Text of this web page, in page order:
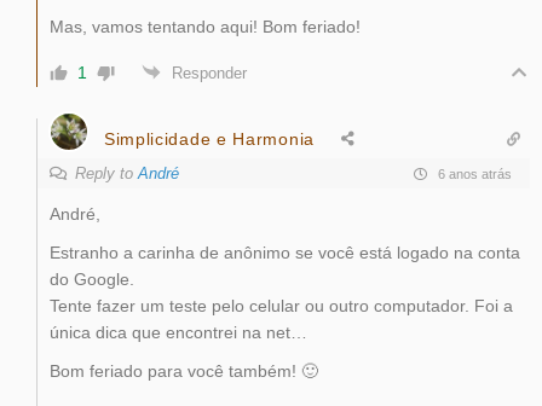
Mas, vamos tentando aqui! Bom feriado!
1 Responder
Simplicidade e Harmonia
Reply toAndré 6 anos atrás
André,
Estranho a carinha de anônimo se você está logado na conta
do Google.
Tente fazer um teste pelo celular ou outro computador. Foi a
única dica que encontrei na net…
Bom feriado para você também! 🙂